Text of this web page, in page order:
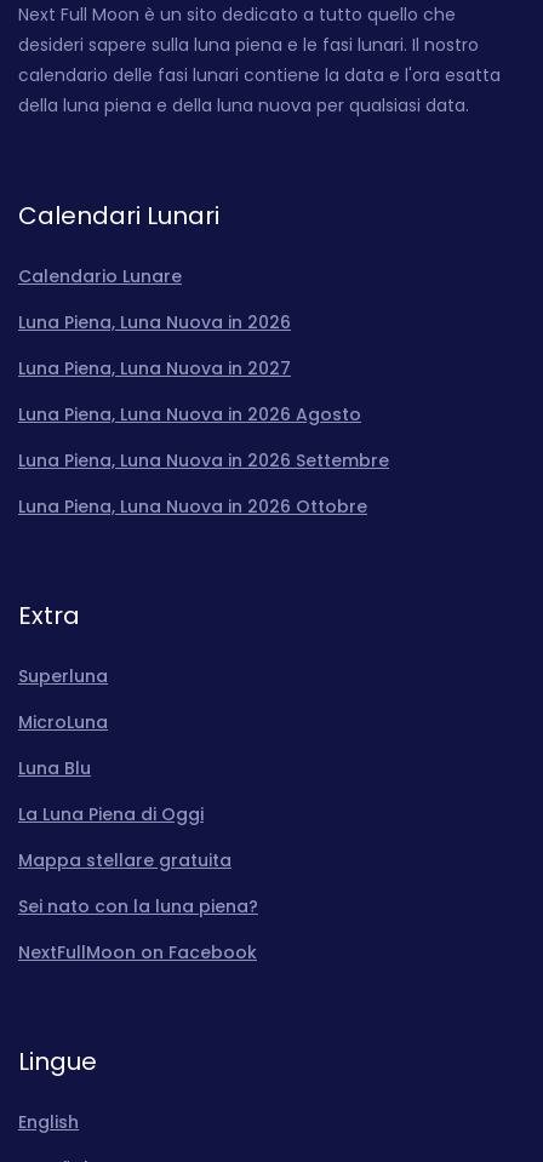
Next Full Moon è un sito dedicato a tutto quello che
desideri sapere sulla luna piena e le fasi lunari. Il nostro
calendario delle fasi lunari contiene la data e l'ora esatta
della luna piena e della luna nuova per qualsiasi data.
Calendari Lunari
Calendario Lunare
Luna Piena, Luna Nuova in 2026
Luna Piena, Luna Nuova in 2027
Luna Piena, Luna Nuova in 2026 Agosto
Luna Piena, Luna Nuova in 2026 Settembre
Luna Piena, Luna Nuova in 2026 Ottobre
Extra
Superluna
MicroLuna
Luna Blu
La Luna Piena di Oggi
Mappa stellare gratuita
Sei nato con la luna piena?
NextFullMoon on Facebook
Lingue
English